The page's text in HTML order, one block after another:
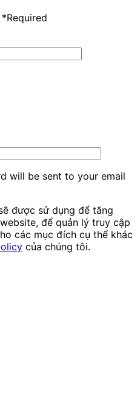
*Required
will be sent to your email
được sử dụng để tăng
để quản lý truy cập
các mục đích cụ thể khác
của chúng tôi.